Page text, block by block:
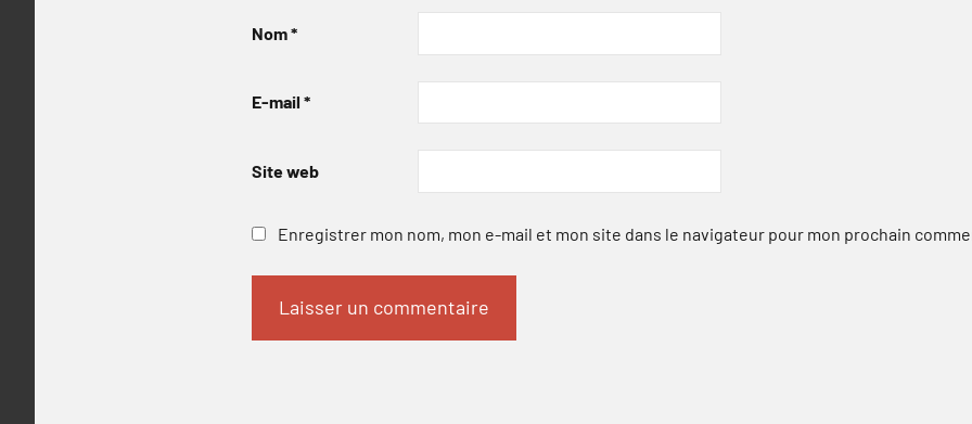
Nom*
E-mail *
Site web
Enregistrer mon nom, mon e-mail et mon site dans le navigateur pour mon prochain